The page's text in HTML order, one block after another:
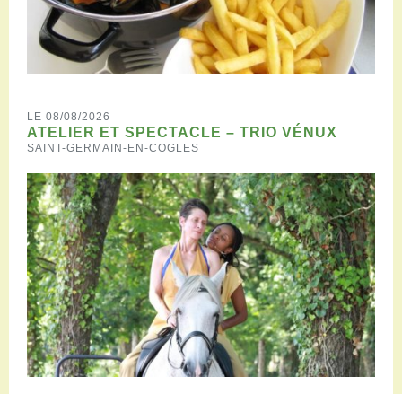
LE 08/08/2026
ATELIER ET SPECTACLE – TRIO VÉNUX
SAINT-GERMAIN-EN-COGLES